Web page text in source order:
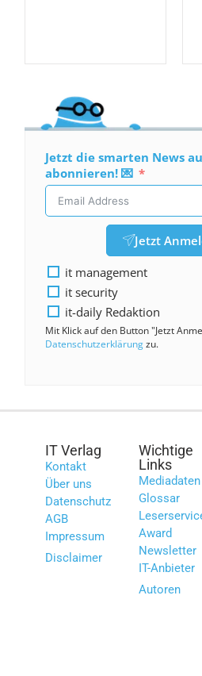
Jetzt die smarten News
abonnieren! 💌
Jetzt
it management
it security
it-daily Redaktion
Mit Klick auf den Button "Jetzt
Datenschutzerklärungzu.
IT Verlag
Kontakt
Über uns
Datenschutz
AGB
Impressum
Disclaimer
Wichtige
Links
Mediadaten
Glossar
Award
Newsletter
IT-Anbieter
Autoren